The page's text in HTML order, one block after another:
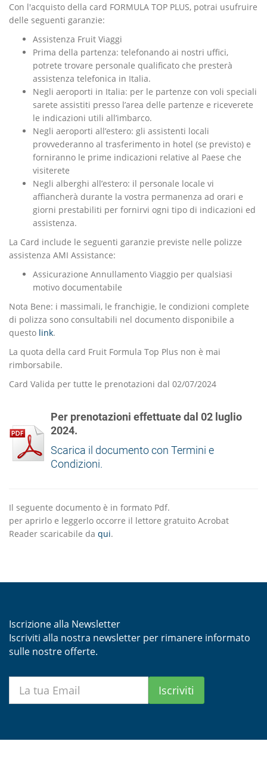
Con l'acquisto della card FORMULA TOP PLUS, potrai usufruire
delle seguenti garanzie:
Assistenza Fruit Viaggi
Prima della partenza: telefonando ai nostri uffici,
potrete trovare personale qualificato che presterà
assistenza telefonica in Italia.
Negli aeroporti in Italia: per le partenze con voli speciali
sarete assistiti presso l’area delle partenze e riceverete
le indicazioni utili all’imbarco.
Negli aeroporti all’estero: gli assistenti locali
provvederanno al trasferimento in hotel (se previsto) e
forniranno le prime indicazioni relative al Paese che
visiterete
Negli alberghi all’estero: il personale locale vi
affiancherà durante la vostra permanenza ad orari e
giorni prestabiliti per fornirvi ogni tipo di indicazioni ed
assistenza.
La Card include le seguenti garanzie previste nelle polizze
assistenza AMI Assistance:
Assicurazione Annullamento Viaggio per qualsiasi
motivo documentabile
Nota Bene: i massimali, le franchigie, le condizioni complete
di polizza sono consultabili nel documento disponibile a
questo link.
La quota della card Fruit Formula Top Plus non è mai
rimborsabile.
Card Valida per tutte le prenotazioni dal 02/07/2024
Per prenotazioni effettuate dal 02 luglio
2024.
Scarica il documento con Termini e
Condizioni.
Il seguente documento è in formato Pdf.
per aprirlo e leggerlo occorre il lettore gratuito Acrobat
Reader scaricabile da qui.
Iscrizione alla Newsletter
Iscriviti alla nostra newsletter per rimanere informato
sulle nostre offerte.
Iscriviti